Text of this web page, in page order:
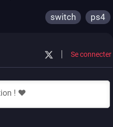
switch ps4
Se connecter